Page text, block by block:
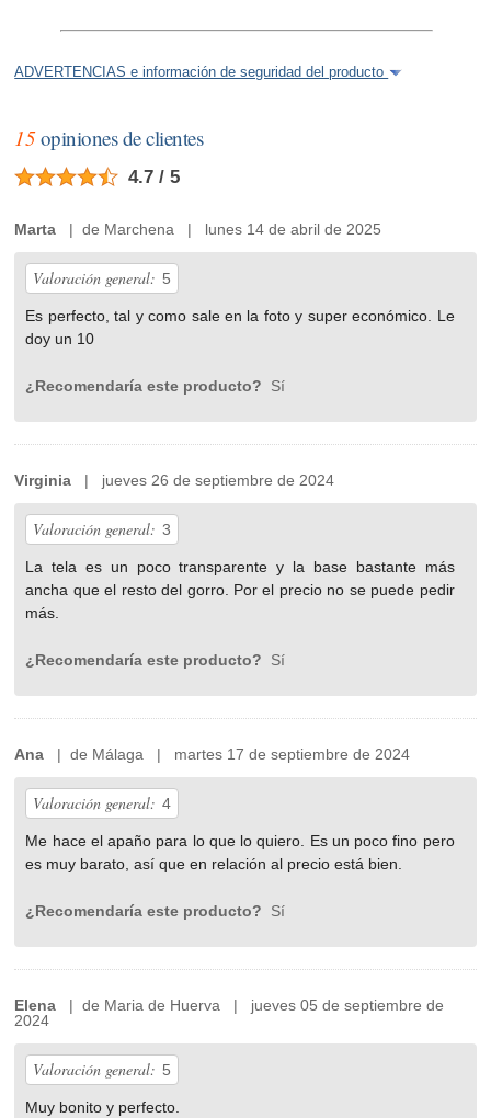
ADVERTENCIAS e información de seguridad del producto
15opiniones de clientes
4.7 / 5
Marta | de Marchena | lunes 14 de abril de 2025
Valoración general: 5
Es perfecto, tal y como sale en la foto y super económico. Le
doy un 10
¿Recomendaría este producto? Sí
Virginia | jueves 26 de septiembre de 2024
Valoración general: 3
La tela es un poco transparente y la base bastante más
ancha que el resto del gorro. Por el precio no se puede pedir
más.
¿Recomendaría este producto? Sí
Ana | de Málaga | martes 17 de septiembre de 2024
Valoración general: 4
Me hace el apaño para lo que lo quiero. Es un poco fino pero
es muy barato, así que en relación al precio está bien.
¿Recomendaría este producto? Sí
Elena | de Maria de Huerva | jueves 05 de septiembre de
2024
Valoración general: 5
Muy bonito y perfecto.